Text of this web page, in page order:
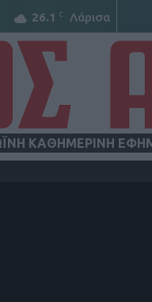
26.1 C Λάρισα
ΚΑΘΗΜΕΡΙΝΗ